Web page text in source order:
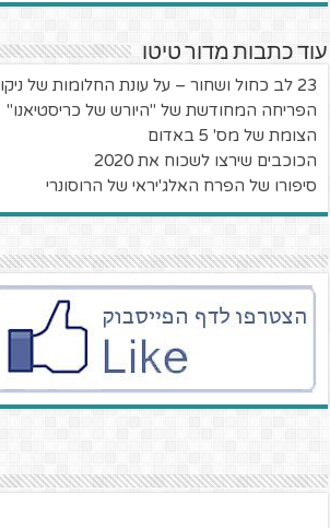
עוד כתבות מדור טיטו
23 לב כחול ושחור – על עונת החלומות של ניקולו ברלה
הפריחה המחודשת של "היורש של כריסטיאנו"
הצומת של מס' 5 באדום
הכוכבים שירצו לשכוח את 2020
סיפורו של הפרח האלג'יראי של הרוסונרי